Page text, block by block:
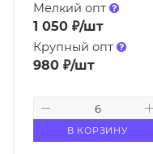
Мелкий опт
1 050 ₽/шт
Крупный опт
980 ₽/шт
В КОРЗИНУ